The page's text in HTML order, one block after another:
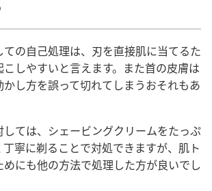
ての自己処理は、刃を直接肌に当てるた
しやすいと言えます。また首の皮膚は
し方を誤って切れてしまうおそれもあ
しては、シェービングクリームをたっぷ
丁寧に剃ることで対処できますが、肌ト
めにも他の方法で処理した方が良いでし